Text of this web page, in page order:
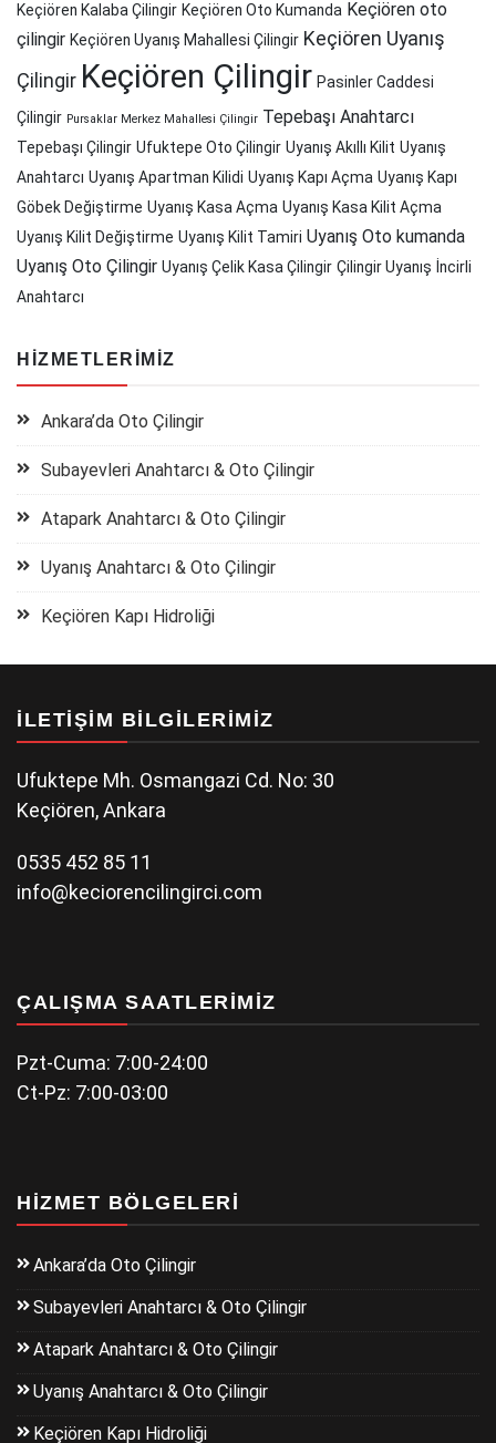
Keçiören Kalaba Çilingir Keçiören Oto Kumanda Keçiören oto
çilingir Keçiören Uyanış Mahallesi Çilingir Keçiören Uyanış
Çilingir Keçiören Çilingir Pasinler Caddesi
Çilingir Pursaklar Merkez Mahallesi Çilingir Tepebaşı Anahtarcı
Tepebaşı Çilingir Ufuktepe Oto Çilingir Uyanış Akıllı Kilit Uyanış
Anahtarcı Uyanış Apartman Kilidi Uyanış Kapı Açma Uyanış Kapı
Göbek Değiştirme Uyanış Kasa Açma Uyanış Kasa Kilit Açma
Uyanış Kilit Değiştirme Uyanış Kilit Tamiri Uyanış Oto kumanda
Uyanış Oto Çilingir Uyanış Çelik Kasa Çilingir Çilingir Uyanış İncirli
Anahtarcı
HIZMETLERIMIZ
Ankara’da Oto Çilingir
Subayevleri Anahtarcı & Oto Çilingir
Atapark Anahtarcı & Oto Çilingir
Uyanış Anahtarcı & Oto Çilingir
Keçiören Kapı Hidroliği
İLETIŞIM BILGILERIMIZ
Ufuktepe Mh. Osmangazi Cd. No: 30
Keçiören, Ankara
0535 452 85 11
info@keciorencilingirci.com
ÇALIŞMA SAATLERIMIZ
Pzt-Cuma: 7:00-24:00
Ct-Pz: 7:00-03:00
HIZMET BÖLGELERI
Ankara’da Oto Çilingir
Subayevleri Anahtarcı & Oto Çilingir
Atapark Anahtarcı & Oto Çilingir
Uyanış Anahtarcı & Oto Çilingir
Keçiören Kapı Hidroliği